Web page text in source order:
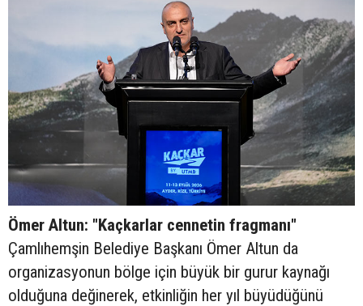
Ömer Altun: "Kaçkarlar cennetin fragmanı"
Çamlıhemşin Belediye Başkanı Ömer Altun da
organizasyonun bölge için büyük bir gurur kaynağı
olduğuna değinerek, etkinliğin her yıl büyüdüğünü